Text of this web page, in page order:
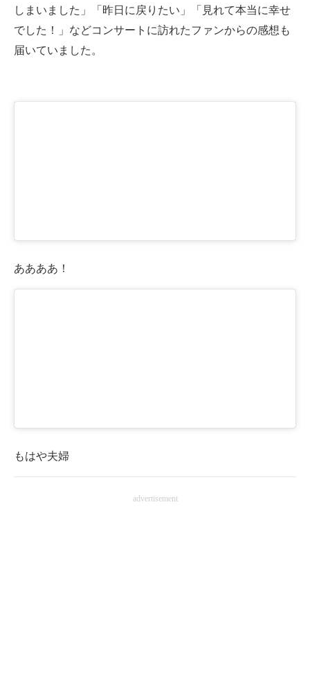
しまいました」「昨日に戻りたい」「見れて本当に幸せ
でした！」などコンサートに訪れたファンからの感想も
届いていました。
ああああ！
もはや夫婦
advertisement